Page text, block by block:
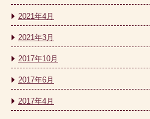
2021年4月
2021年3月
2017年10月
2017年6月
2017年4月